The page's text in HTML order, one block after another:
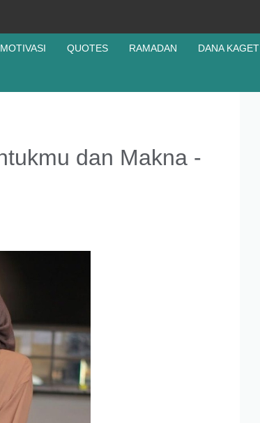
QUOTES RAMADAN DANA KAGET
dan Makna -